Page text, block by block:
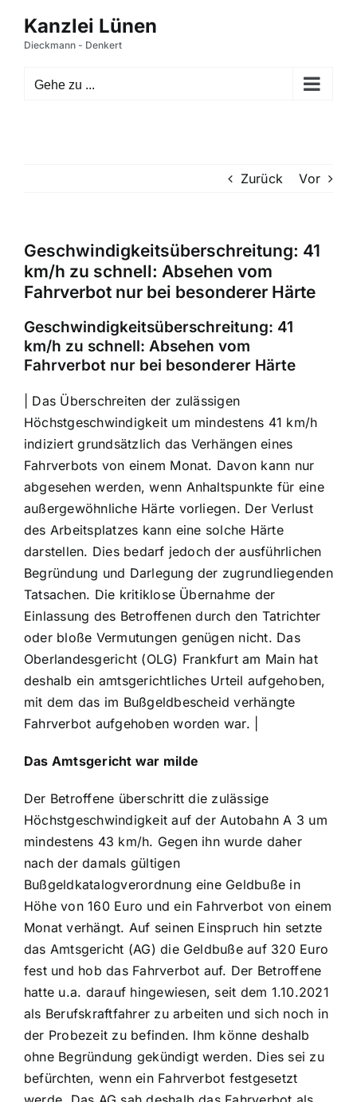
Inhalt
springen
Gehe zu ...
Zurück Vor
Geschwindigkeitsüberschreitung: 41
km/h zu schnell: Absehen vom
Fahrverbot nur bei besonderer Härte
Geschwindigkeitsüberschreitung: 41
km/h zu schnell: Absehen vom
Fahrverbot nur bei besonderer Härte
| Das Überschreiten der zulässigen
Höchstgeschwindigkeit um mindestens 41 km/h
indiziert grundsätzlich das Verhängen eines
Fahrverbots von einem Monat. Davon kann nur
abgesehen werden, wenn Anhaltspunkte für eine
außergewöhnliche Härte vorliegen. Der Verlust
des Arbeitsplatzes kann eine solche Härte
darstellen. Dies bedarf jedoch der ausführlichen
Begründung und Darlegung der zugrundliegenden
Tatsachen. Die kritiklose Übernahme der
Einlassung des Betroffenen durch den Tatrichter
oder bloße Vermutungen genügen nicht. Das
Oberlandesgericht (OLG) Frankfurt am Main hat
deshalb ein amtsgerichtliches Urteil aufgehoben,
mit dem das im Bußgeldbescheid verhängte
Fahrverbot aufgehoben worden war. |
Das Amtsgericht war milde
Der Betroffene überschritt die zulässige
Höchstgeschwindigkeit auf der Autobahn A 3 um
mindestens 43 km/h. Gegen ihn wurde daher
nach der damals gültigen
Bußgeldkatalogverordnung eine Geldbuße in
Höhe von 160 Euro und ein Fahrverbot von einem
Monat verhängt. Auf seinen Einspruch hin setzte
das Amtsgericht (AG) die Geldbuße auf 320 Euro
fest und hob das Fahrverbot auf. Der Betroffene
hatte u.a. darauf hingewiesen, seit dem 1.10.2021
als Berufskraftfahrer zu arbeiten und sich noch in
der Probezeit zu befinden. Ihm könne deshalb
ohne Begründung gekündigt werden. Dies sei zu
befürchten, wenn ein Fahrverbot festgesetzt